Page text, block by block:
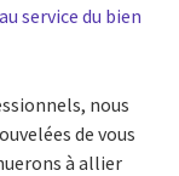
service du bien
nous
de vous
à allier